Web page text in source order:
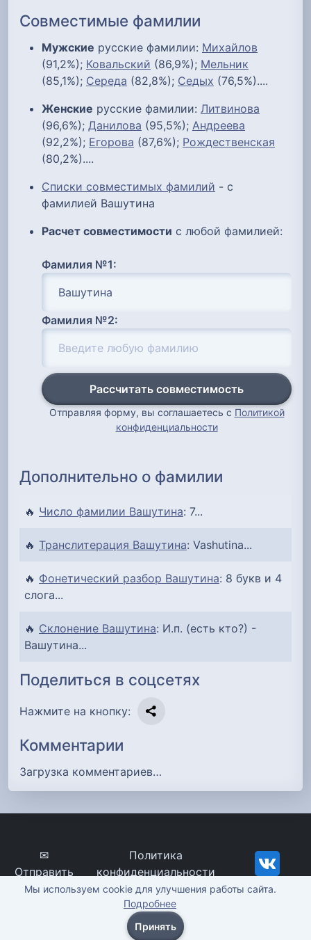
Совместимые фамилии
Мужские русские фамилии: Михайлов
(91,2%); Ковальский (86,9%); Мельник
(85,1%); Середа (82,8%); Седых (76,5%)....
Женские русские фамилии: Литвинова
(96,6%); Данилова (95,5%); Андреева
(92,2%); Егорова (87,6%); Рождественская
(80,2%)....
Списки совместимых фамилий - с
фамилией Вашутина
Расчет совместимости с любой фамилией:
Фамилия №1:
Фамилия №2:
Рассчитать совместимость
Отправляя форму, вы соглашаетесь с Политикой
конфиденциальности
Дополнительно о фамилии
🔥 Число фамилии Вашутина: 7...
🔥 Транслитерация Вашутина: Vashutina...
🔥 Фонетический разбор Вашутина: 8 букв и 4
слога...
🔥 Склонение Вашутина: И.п. (есть кто?) -
Вашутина...
Поделиться в соцсетях
Нажмите на кнопку:
Комментарии
Загрузка комментариев…
✉
Отправить
сообщение
Политика
конфиденциальности
imena-znachenie.ru, ©
2012-2026
Мы используем cookie для улучшения работы сайта.
Подробнее
Принять